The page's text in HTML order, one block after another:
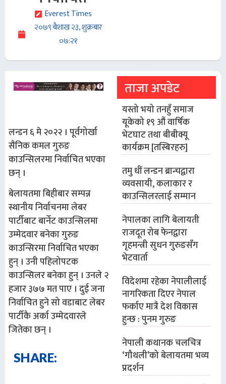
Everest Times
२०७९ बैशाख २३, शुक्रबार
०७:२१
लन्डन ६ मे २०२२ । पूर्वगोर्खा
सैनिक कमल गुरुङ
काउन्सिलरमा निर्वाचित भएका
छन् ।
बेलायतमा बिहीबार सम्पन्न
स्थानीय निर्वाचनमा लेबर
पार्टीबाट बार्नेट काउन्सिलमा
उम्मेदवार बनेका गुरुङ
काउन्सिरमा निर्वाचित भएका
हुन् । उनी पहिलोपटक
काउन्सिलर बनेका हुन् । उनले २
हजार ३७७ मत पाए । दुई जना
निर्वाचित हुने सो वडाबाट लेबर
पार्टीकै अर्का उम्मेदवारले
जितेका छन् ।
SHARE:
ताजा अपडेट
यस्तो भयो तनहुँ समाज
यूकेको १९ औं वार्षिक
भेटघाट तथा बीबीक्यू
कार्यक्रम [तस्बिरहरु]
तमु धीं लन्डन ब्रान्चद्वारा
व्यवसायी, कलाकार र
काउन्सिलरलाई सम्मान
नेपालका लागि बेलायती
राजदूत रोब फेनद्वारा
गृहमन्त्री सुधन गुरुङसँग
भेटवार्ता
विदेशमा रहेका नेपालीलाई
नागरिकता दिएर नेपाल
फर्काए मात्रै देश विकास
हुन्छ : पुनम गुरुङ
नेपाली कथानक चलचित्र
‘गौथली’को बेलायतमा भव्य
प्रदर्शन